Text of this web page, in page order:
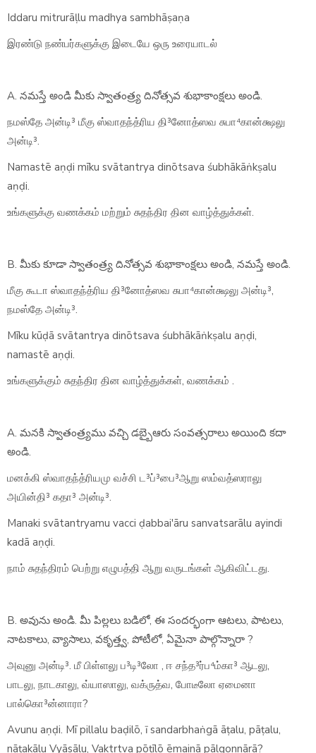
Iddaru mitrurāḷlu madhya sambhāṣaṇa
இரண்டு நண்பர்களுக்கு இடையே ஒரு உரையாடல்
A. నమస్తే అండి మీకు స్వాతంత్ర్య దినోత్సవ శుభాకాంక్షలు అండి.
நமஸ்தே அன்டி³ மீகு ஸ்வாதந்த்ரிய தி³னோத்ஸவ சுபா⁴கான்க்ஷலு
அன்டி³.
Namastē aṇḍi mīku svātantrya dinōtsava śubhākāṅkṣalu
aṇḍi.
உங்களுக்கு வணக்கம் மற்றும் சுதந்திர தின வாழ்த்துக்கள்.
B. మీకు కూడా స్వాతంత్ర్య దినోత్సవ శుభాకాంక్షలు అండి, నమస్తే అండి.
மீகு கூடா ஸ்வாதந்த்ரிய தி³னோத்ஸவ சுபா⁴கான்க்ஷலு அன்டி³,
நமஸ்தே அன்டி³.
Mīku kūḍā svātantrya dinōtsava śubhākāṅkṣalu aṇḍi,
namastē aṇḍi.
உங்களுக்கும் சுதந்திர தின வாழ்த்துக்கள், வணக்கம் .
A. మనకి స్వాతంత్ర్యము వచ్చి డబ్బైఆరు సంవత్సరాలు అయింది కదా
అండి.
மனக்கி ஸ்வாதந்த்ரியமு வச்சி ட³ப்³பை³ஆறு ஸம்வத்ஸராலு
அயின்தி³ கதா³ அன்டி³.
Manaki svātantryamu vacci ḍabbai'āru sanvatsarālu ayindi
kadā aṇḍi.
நாம் சுதந்திரம் பெற்று எழுபத்தி ஆறு வருடங்கள் ஆகிவிட்டது.
B. అవును అండి. మీ పిల్లలు బడిలో, ఈ సందర్భంగా ఆటలు, పాటలు,
నాటకాలు, వ్యాసాలు, వకృత్త్వ, పోటీలో, ఏమైనా పాల్గొన్నారా ?
அவுனு அன்டி³. மீ பிள்ளலு ப³டி³லோ , ஈ சந்த³ர்ப⁴ம்கா³ ஆடலு,
பாடலு, நாடகாலு, வ்யாஸாலு, வக்ருத்வ, போடீலோ ஏமைனா
பால்கொ³ன்னாரா?
Avunu aṇḍi. Mī pillalu baḍilō, ī sandarbhaṅgā āṭalu, pāṭalu,
nāṭakālu Vyāsālu, Vaktr̥tva pōṭīlō ēmainā pālgonnārā?